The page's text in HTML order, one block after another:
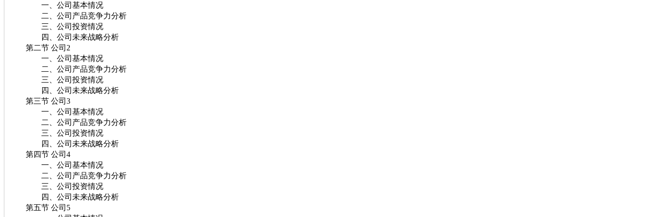
一、公司基本情况
二、公司产品竞争力分析
三、公司投资情况
四、公司未来战略分析
第二节 公司2
一、公司基本情况
二、公司产品竞争力分析
三、公司投资情况
四、公司未来战略分析
第三节 公司3
一、公司基本情况
二、公司产品竞争力分析
三、公司投资情况
四、公司未来战略分析
第四节 公司4
一、公司基本情况
二、公司产品竞争力分析
三、公司投资情况
四、公司未来战略分析
第五节 公司5